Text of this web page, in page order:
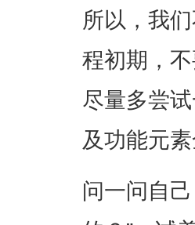
所以，我
程初期，
尽量多尝
及功能元
问一问自